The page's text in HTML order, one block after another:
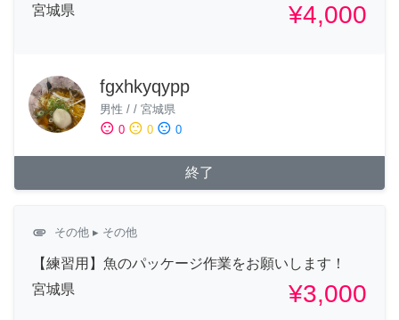
宮城県
¥4,000
fgxhkyqypp
男性 / / 宮城県
sentiment_satisfied 0 sentiment_neutral 0 sentiment_dissatisfied 0
終了
attachment その他 ▸ その他
【練習用】魚のパッケージ作業をお願いします！
宮城県
¥3,000